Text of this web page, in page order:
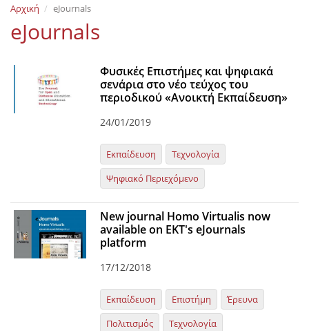
Εκδόσεις
Ενημέρωση
Αρχική eJournals
eJournals
Φυσικές Επιστήμες και ψηφιακά
σενάρια στο νέο τεύχος του
περιοδικού «Ανοικτή Εκπαίδευση»
24/01/2019
Εκπαίδευση
Τεχνολογία
Ψηφιακό Περιεχόμενο
New journal Homo Virtualis now
available on EKT's eJournals
platform
17/12/2018
Εκπαίδευση Επιστήμη
Έρευνα
Πολιτισμός
Τεχνολογία